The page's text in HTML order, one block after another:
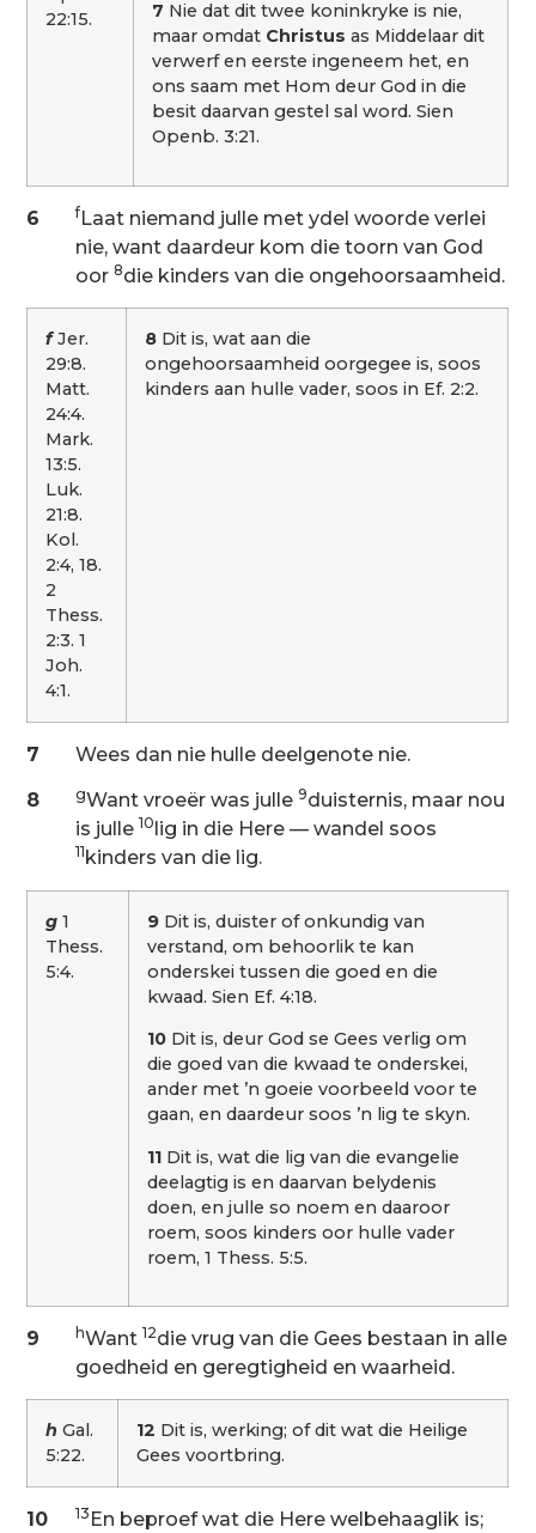
22:15.
7 Nie dat dit twee koninkryke is nie,
maar omdat Christus as Middelaar dit
verwerf en eerste ingeneem het, en
ons saam met Hom deur God in die
besit daarvan gestel sal word. Sien
Openb. 3:21.
6 fLaat niemand julle met ydel woorde verlei
nie, want daardeur kom die toorn van God
oor 8die kinders van die ongehoorsaamheid.
fJer.
29:8.
Matt.
24:4.
Mark.
13:5.
Luk.
21:8.
Kol.
2:4, 18.
2
Thess.
2:3. 1
Joh.
4:1.
8 Dit is, wat aan die
ongehoorsaamheid oorgegee is, soos
kinders aan hulle vader, soos in Ef. 2:2.
7 Wees dan nie hulle deelgenote nie.
8 gWant vroeër was julle 9duisternis, maar nou
is julle 10 lig in die Here — wandel soos
11 kinders van die lig.
g 1
Thess.
5:4.
9 Dit is, duister of onkundig van
verstand, om behoorlik te kan
onderskei tussen die goed en die
kwaad. Sien Ef. 4:18.
10 Dit is, deur God se Gees verlig om
die goed van die kwaad te onderskei,
ander met ’n goeie voorbeeld voor te
gaan, en daardeur soos ’n lig te skyn.
11 Dit is, wat die lig van die evangelie
deelagtig is en daarvan belydenis
doen, en julle so noem en daaroor
roem, soos kinders oor hulle vader
roem, 1 Thess. 5:5.
9 hWant 12die vrug van die Gees bestaan in alle
goedheid en geregtigheid en waarheid.
h Gal.
5:22.
12 Dit is, werking; of dit wat die Heilige
Gees voortbring.
10 13 En beproef wat die Here welbehaaglik is;